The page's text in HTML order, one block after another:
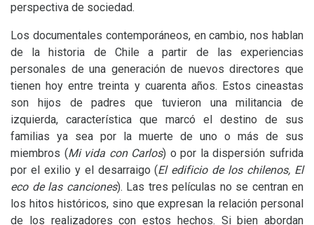
perspectiva de sociedad.
Los documentales contemporáneos, en cambio, nos hablan
de la historia de Chile a partir de las experiencias
personales de una generación de nuevos directores que
tienen hoy entre treinta y cuarenta años. Estos cineastas
son hijos de padres que tuvieron una militancia de
izquierda, característica que marcó el destino de sus
familias ya sea por la muerte de uno o más de sus
miembros (Mi vida con Carlos) o por la dispersión sufrida
por el exilio y el desarraigo (El edificio de los chilenos, El
eco de las canciones). Las tres películas no se centran en
los hitos históricos, sino que expresan la relación personal
de los realizadores con estos hechos. Si bien abordan